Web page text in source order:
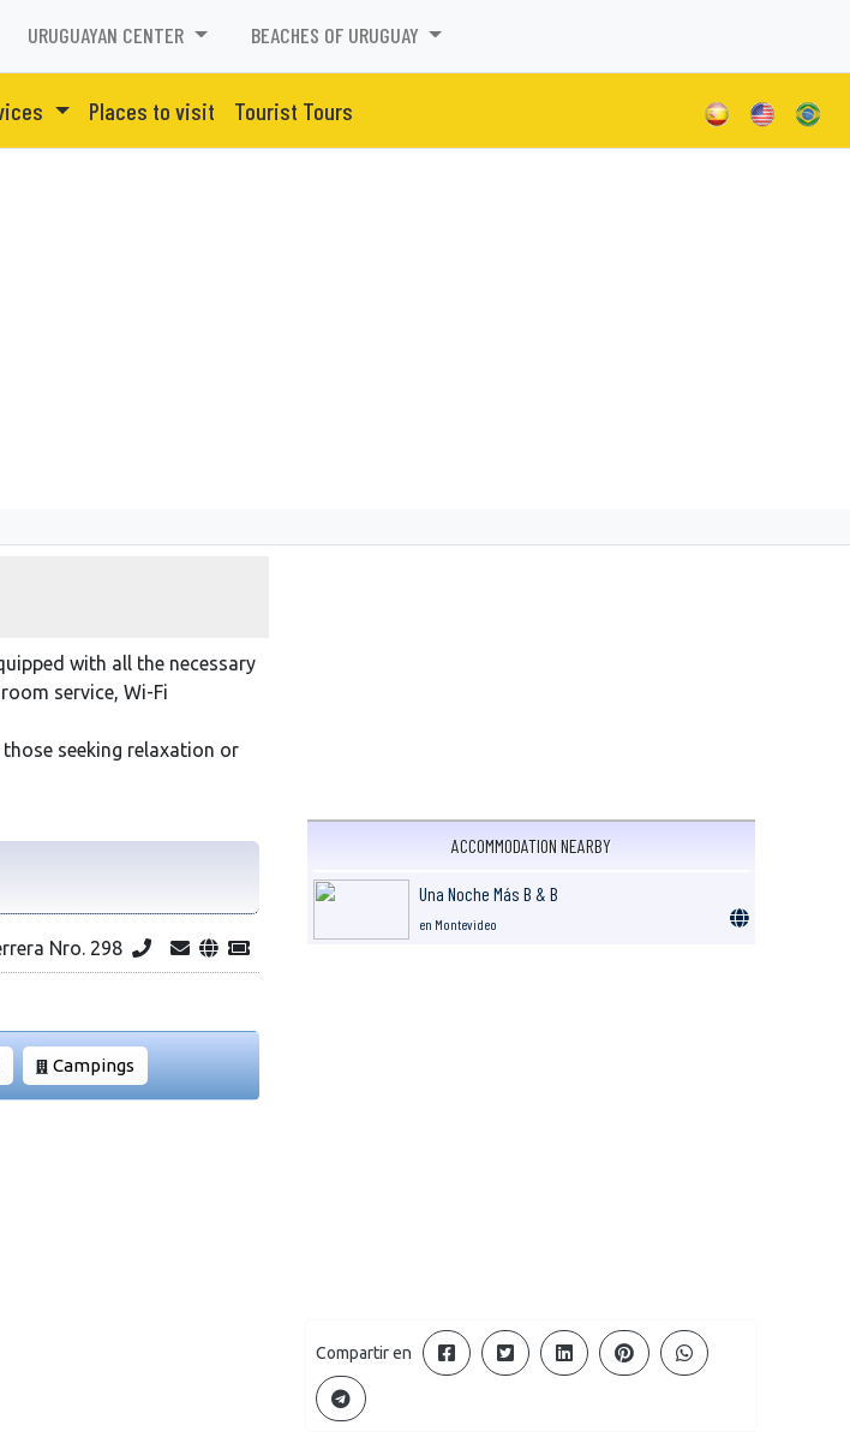
URUGUAYAN CENTER BEACHES OF URUGUAY
Places to visit Tourist Tours
with all the necessary
service, Wi-Fi
seeking relaxation or
Nro. 298
Campings
ACCOMMODATION NEARBY
Una Noche Más B & B
en Montevideo
Compartir en